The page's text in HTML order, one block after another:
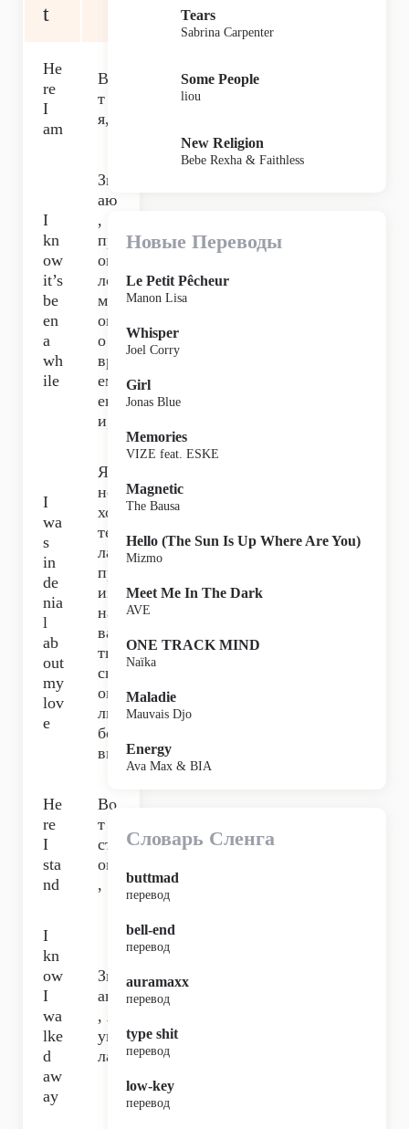
t
He
re
I
am
Во
т
я,
I
kn
ow
it’s
be
en
a
wh
ile
Зн
аю
,
пр
ош
ло
мн
ог
о
вр
ем
ен
и,
I
wa
s
in
de
nia
l
ab
out
my
lov
e
Я
не
хо
те
ла
пр
из
на
ва
ть
св
ою
лю
бо
вь.
He
re
I
sta
nd
Во
т я
ст
ою
,
I
kn
ow
I
wa
lke
d
aw
ay
Зн
аю
, я
уш
ла,
Tears
Sabrina Carpenter
Some People
liou
New Religion
Bebe Rexha & Faithless
Новые Переводы
Le Petit Pêcheur
Manon Lisa
Whisper
Joel Corry
Girl
Jonas Blue
Memories
VIZE feat. ESKE
Magnetic
The Bausa
Hello (The Sun Is Up Where Are You)
Mizmo
Meet Me In The Dark
AVE
ONE TRACK MIND
Naïka
Maladie
Mauvais Djo
Energy
Ava Max & BIA
Словарь Сленга
buttmad
перевод
bell-end
перевод
auramaxx
перевод
type shit
перевод
low-key
перевод